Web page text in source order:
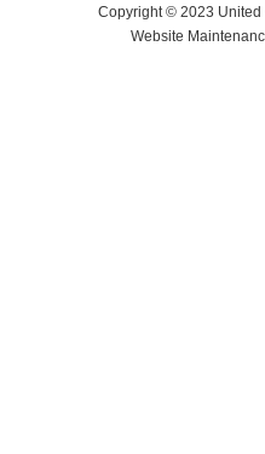
Copyright © 2023 United
Website